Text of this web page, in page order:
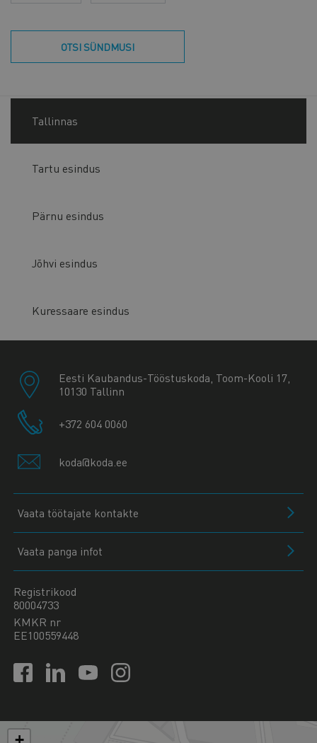
OTSI SÜNDMUSI
Tallinnas
Tartu esindus
Pärnu esindus
Jõhvi esindus
Kuressaare esindus
Eesti Kaubandus-Tööstuskoda, Toom-Kooli 17,
10130 Tallinn
+372 604 0060
koda@koda.ee
Vaata töötajate kontakte
Vaata panga infot
Registrikood
80004733
KMKR nr
EE100559448